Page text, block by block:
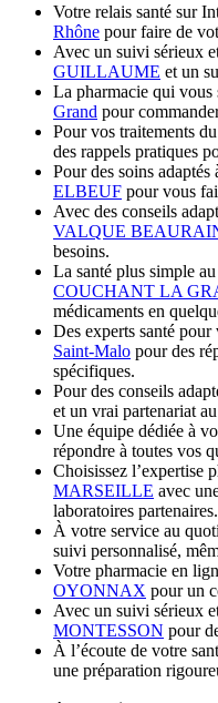
Votre relais santé sur
Rhône pour faire de
Avec un suivi sérieux
GUILLAUME et un
La pharmacie qui
Grand pour
Pour vos traitements
des rappels pratiques
Pour des soins
ELBEUF pour vous
Avec des conseils
VALQUE
besoins.
La santé plus simple
COUCHANT LA
médicaments en
Des experts santé pour
Saint-Malo pour des
spécifiques.
Pour des conseils
et un vrai partenariat
Une équipe dédiée à
répondre à toutes vos
Choisissez l’expertise
MARSEILLE avec
laboratoires partenaires.
À votre service au
suivi personnalisé,
Votre pharmacie en
OYONNAX pour un
Avec un suivi sérieux
MONTESSON pour
À l’écoute de votre
une préparation